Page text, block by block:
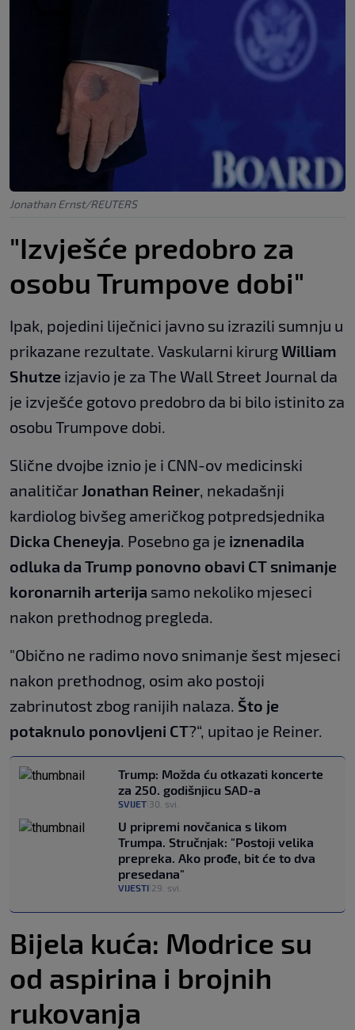
Jonathan Ernst/REUTERS
"Izvješće predobro za
osobu Trumpove dobi"
Ipak, pojedini liječnici javno su izrazili sumnju u
prikazane rezultate. Vaskularni kirurgWilliam
Shutze izjavio je za The Wall Street Journal da
je izvješće gotovo predobro da bi bilo istinito za
osobu Trumpove dobi.
Slične dvojbe iznio je i CNN-ov medicinski
analitičarJonathan Reiner, nekadašnji
kardiolog bivšeg američkog potpredsjednika
Dicka Cheneyja. Posebno ga je iznenadila
odluka da Trump ponovno obavi CT snimanje
koronarnih arterija samo nekoliko mjeseci
nakon prethodnog pregleda.
"Obično ne radimo novo snimanje šest mjeseci
nakon prethodnog, osim ako postoji
zabrinutost zbog ranijih nalaza. Što je
potaknulo ponovljeni CT?“, upitao je Reiner.
Trump: Možda ću otkazati koncerte
za 250. godišnjicu SAD-a
SVIJET 30. svi.
U pripremi novčanica s likom
Trumpa. Stručnjak: "Postoji velika
prepreka. Ako prođe, bit će to dva
presedana"
VIJESTI 29. svi.
Bijela kuća: Modrice su
od aspirina i brojnih
rukovanja